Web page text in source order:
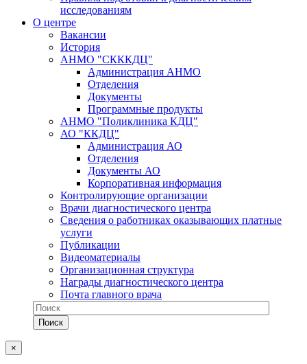
исследованиям
О центре
Вакансии
История
АНМО "СКККДЦ"
Администрация АНМО
Отделения
Документы
Программные продукты
АНМО "Поликлиника КДЦ"
АО "ККДЦ"
Администрация АО
Отделения
Документы АО
Корпоративная информация
Контролирующие организации
Врачи диагностического центра
Сведения о работниках оказывающих платные
услуги
Публикации
Видеоматериалы
Организационная структура
Награды диагностического центра
Почта главного врача
×